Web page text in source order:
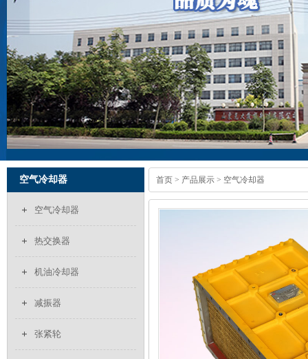
首页 > 产品展示 > 空气冷却器
空气冷却器
空气冷却器
热交换器
机油冷却器
减振器
张紧轮